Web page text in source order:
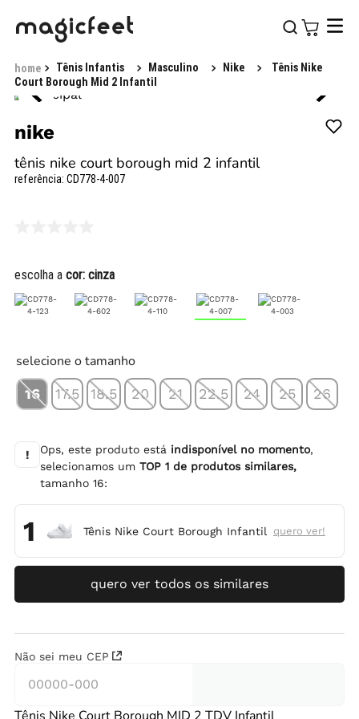
Tênis Infantis Masculino Nike
Tênis Nike
Court Borough Mid 2 Infantil
nike
tênis nike court borough mid 2 infantil
referência: CD778-4-007
escolha a cor: cinza
selecione o tamanho
16 17.5 18.5 20 21 22.5 24 25 26
! Ops, este produto está indisponível no momento,
selecionamos umTOP1 de produtos similares,
tamanho16:
1 Tênis Nike Court Borough Infantil quero ver!
quero ver todos os similares
Não sei meu CEP